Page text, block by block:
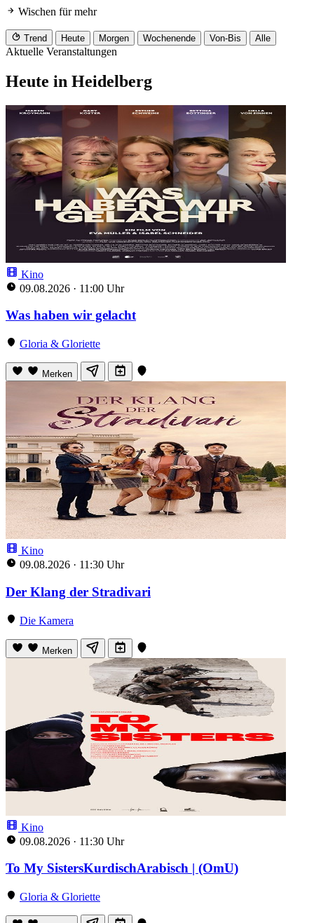
Wischen für mehr
Trend Heute Morgen Wochenende Von-Bis Alle
Aktuelle Veranstaltungen
Heute in Heidelberg
Kino
09.08.2026 · 11:00 Uhr
Was haben wir gelacht
Gloria & Gloriette
Merken
Kino
09.08.2026 · 11:30 Uhr
Der Klang der Stradivari
Die Kamera
Merken
Kino
09.08.2026 · 11:30 Uhr
To My SistersKurdischArabisch | (OmU)
Gloria & Gloriette